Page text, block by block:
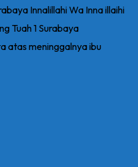
Innalillahi Wa Inna illaihi
Tuah 1 Surabaya
atas meninggalnya ibu